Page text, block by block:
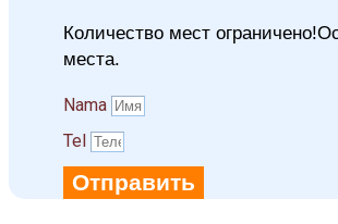
Количество мест
места.
Namа
Tel
Отправить